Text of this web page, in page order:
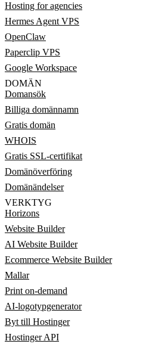
Hosting for agencies
Hermes Agent VPS
OpenClaw
Paperclip VPS
Google Workspace
DOMÄN
Domansök
Billiga domännamn
Gratis domän
WHOIS
Gratis SSL-certifikat
Domänöverföring
Domänändelser
VERKTYG
Horizons
Website Builder
AI Website Builder
Ecommerce Website Builder
Mallar
Print on-demand
AI-logotypgenerator
Byt till Hostinger
Hostinger API